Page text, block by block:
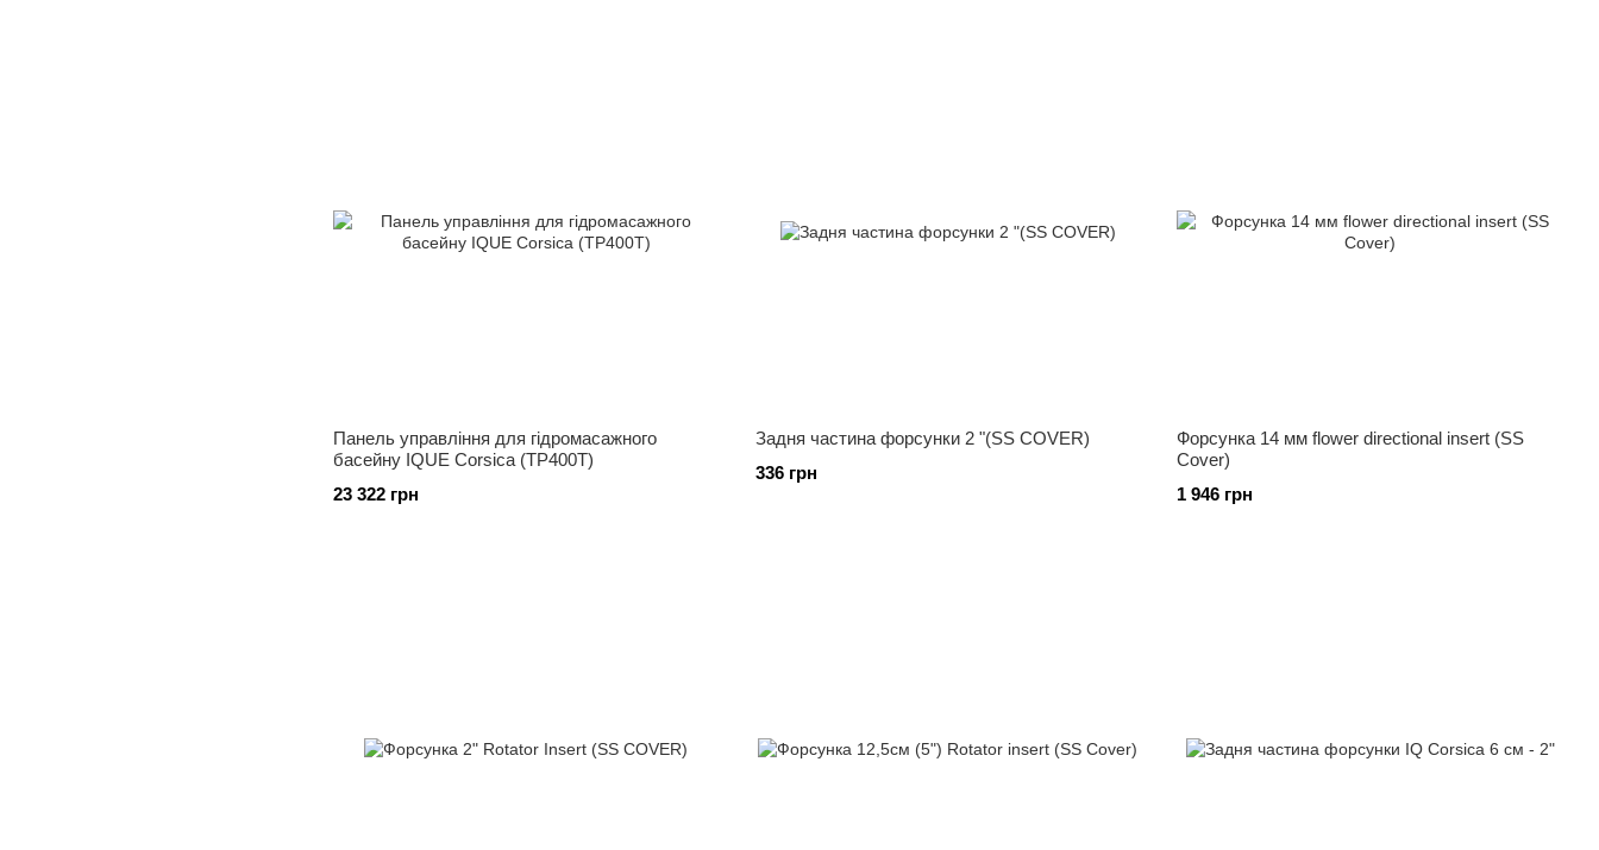
Панель управління для гідромасажного
басейну IQUE Corsica (TP400T)
23 322 грн
Задня частина форсунки 2 "(SS COVER)
336 грн
Форсунка 14 мм flower directional insert (SS
Cover)
1 946 грн